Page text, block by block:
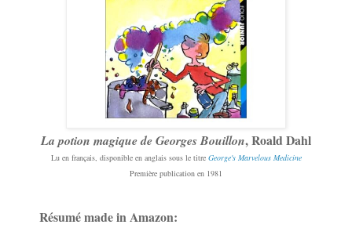
La potion magique de Georges Bouillon, Roald Dahl
Lu en français, disponible en anglais sous le titre George's Marvelous Medicine
Première publication en 1981
Résumé made in Amazon: